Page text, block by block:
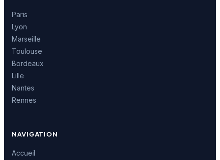
Paris
Lyon
Marseille
Toulouse
Bordeaux
Lille
Nantes
Rennes
NAVIGATION
Accueil